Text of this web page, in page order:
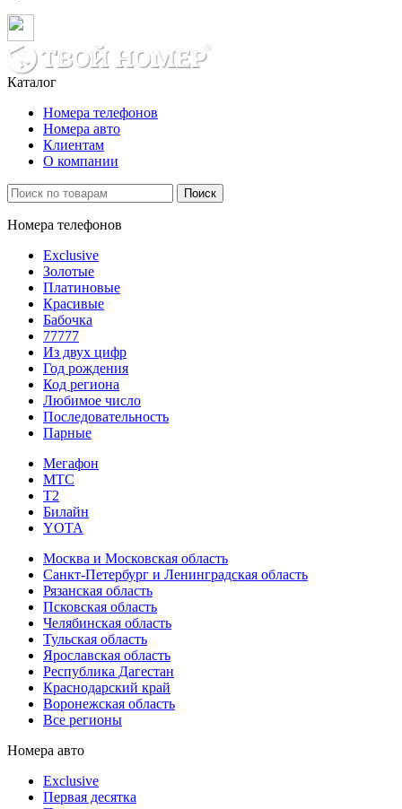
Каталог
Номера телефонов
Номера авто
Клиентам
О компании
Поиск
Номера телефонов
Exclusive
Золотые
Платиновые
Красивые
Бабочка
77777
Из двух цифр
Год рождения
Код региона
Любимое число
Последовательность
Парные
Мегафон
МТС
Т2
Билайн
YOTA
Москва и Московская область
Санкт-Петербург и Ленинградская область
Рязанская область
Псковская область
Челябинская область
Тульская область
Ярославская область
Республика Дагестан
Краснодарский край
Воронежская область
Все регионы
Номера авто
Exclusive
Первая десятка